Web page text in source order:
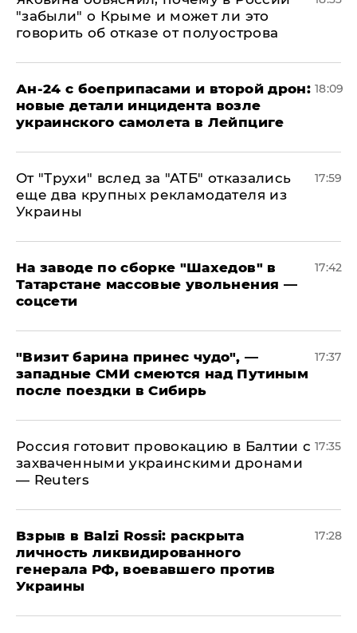
"забыли" о Крыме и может ли это
говорить об отказе от полуострова
Ан-24 с боеприпасами и второй дрон:
новые детали инцидента возле
украинского самолета в Лейпциге
18:09
От "Трухи" вслед за "АТБ" отказались
еще два крупных рекламодателя из
Украины
17:59
На заводе по сборке "Шахедов" в
Татарстане массовые увольнения —
соцсети
17:42
"Визит барина принес чудо", —
западные СМИ смеются над Путиным
после поездки в Сибирь
17:37
​Россия готовит провокацию в Балтии с
захваченными украинскими дронами
— Reuters
17:35
​Взрыв в Balzi Rossi: раскрыта
личность ликвидированного
генерала РФ, воевавшего против
Украины
17:28